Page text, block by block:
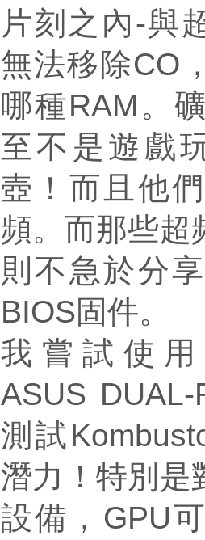
片刻之內-與
無法移除CO
哪種RAM。
至不是遊戲
壺！而且他
頻。而那些超
則不急於分
BIOS固件。
我嘗試使用
ASUS
測試
潛力！特別是
設備，GPU